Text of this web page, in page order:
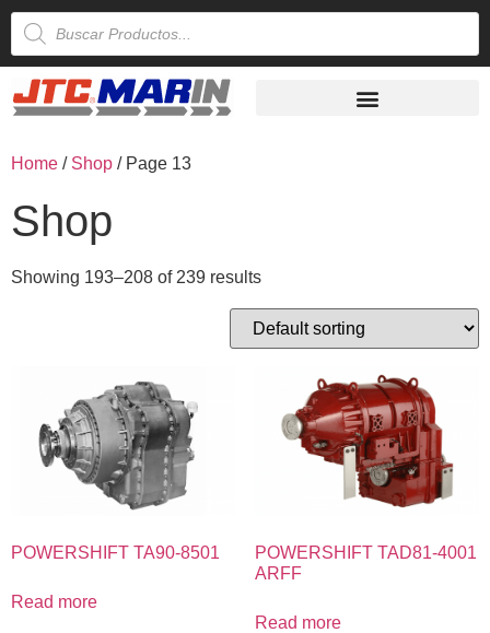
Home / Shop / Page 13
Shop
Showing 193–208 of 239 results
POWERSHIFT TA90-8501
Read more
POWERSHIFT TAD81-4001
ARFF
Read more